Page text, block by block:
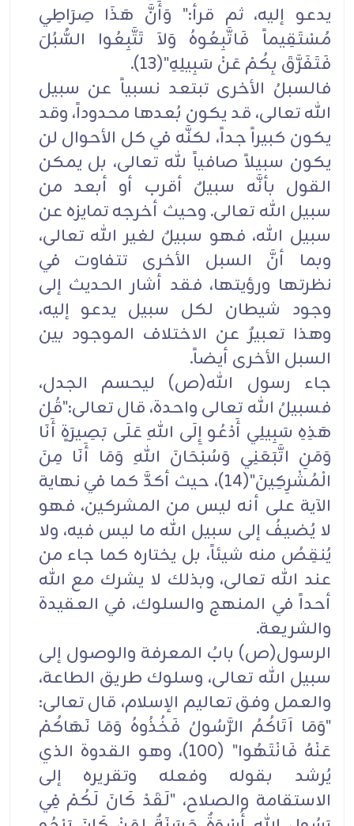
يدعو إليه، ثم قرأ:" وَأَنَّ هَذَا صِرَاطِي
مُسْتَقِيماً فَاتَّبِعُوهُ وَلاَ تَتَّبِعُوا السُّبُلَ
فَتَفَرَّقَ بِكُمْ عَنْ سَبِيلِهِ"(13).
فالسبلُ الأخرى تبتعد نسبياً عن سبيل
الله تعالى، قد يكون بُعدها محدوداً، وقد
يكون كبيراً جداً، لكنَّه في كل الأحوال لن
يكون سبيلاً صافياً لله تعالى، بل يمكن
القول بأنَّه سبيلٌ أقرب أو أبعد من
سبيل الله تعالى. وحيث أخرجه تمايزه عن
سبيل الله، فهو سبيلٌ لغير الله تعالى،
وبما أنَّ السبل الأخرى تتفاوت في
نظرتها ورؤيتها، فقد أشار الحديث إلى
وجود شيطان لكل سبيل يدعو إليه،
وهذا تعبيرٌ عن الاختلاف الموجود بين
السبل الأخرى أيضاً.
جاء رسول الله(ص) ليحسم الجدل،
فسبيلُ الله تعالى واحدة، قال تعالى:"قُلْ
هَذِهِ سَبِيلِي أَدْعُو إِلَى اللهِ عَلَى بَصِيرَةٍ أَنَا
وَمَنِ اتَّبَعَنِي وَسُبْحَانَ اللهِ وَمَا أَنَا مِنَ
الْمُشْرِكِينَ"(14)، حيث أكدَّ كما في نهاية
الآية على أنه ليس من المشركين، فهو
لا يُضيفُ إلى سبيل الله ما ليس فيه، ولا
يُنقِصُ منه شيئاً، بل يختاره كما جاء من
عند الله تعالى، وبذلك لا يشرك مع الله
أحداً في المنهج والسلوك، في العقيدة
والشريعة.
الرسول(ص) بابُ المعرفة والوصول إلى
سبيل الله تعالى، وسلوك طريق الطاعة،
والعمل وفق تعاليم الإسلام، قال تعالى:
"وَمَا آتَاكُمُ الرَّسُولُ فَخُذُوهُ وَمَا نَهَاكُمْ
عَنْهُ فَانْتَهُوا" (100)، وهو القدوة الذي
يُرشد بقوله وفعله وتقريره إلى
الاستقامة والصلاح، "لَقَدْ كَانَ لَكُمْ فِي